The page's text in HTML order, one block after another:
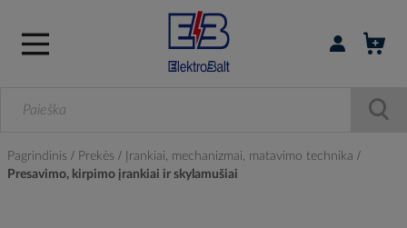
Prisijungti /
Pagrindinis Prekės
Įrankiai, mechanizmai, matavimo technika
Presavimo, kirpimo įrankiai ir skylamušiai